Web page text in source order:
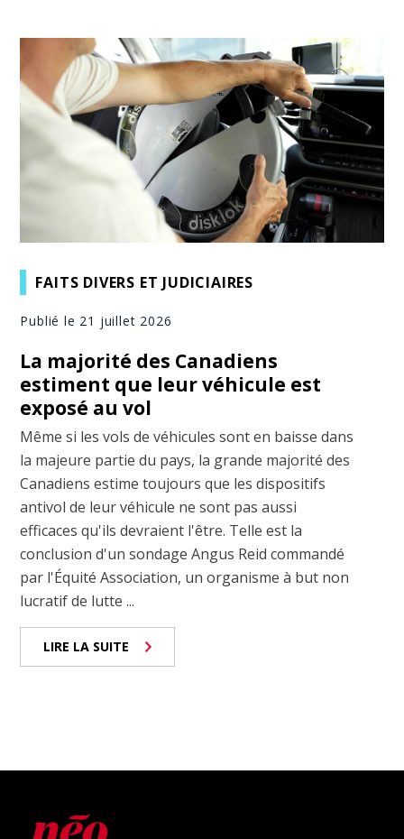
FAITS DIVERS ET JUDICIAIRES
Publié le 21 juillet 2026
La majorité des Canadiens
estiment que leur véhicule est
exposé au vol
Même si les vols de véhicules sont en baisse dans
la majeure partie du pays, la grande majorité des
Canadiens estime toujours que les dispositifs
antivol de leur véhicule ne sont pas aussi
efficaces qu'ils devraient l'être. Telle est la
conclusion d'un sondage Angus Reid commandé
par l'Équité Association, un organisme à but non
lucratif de lutte ...
LIRE LA SUITE